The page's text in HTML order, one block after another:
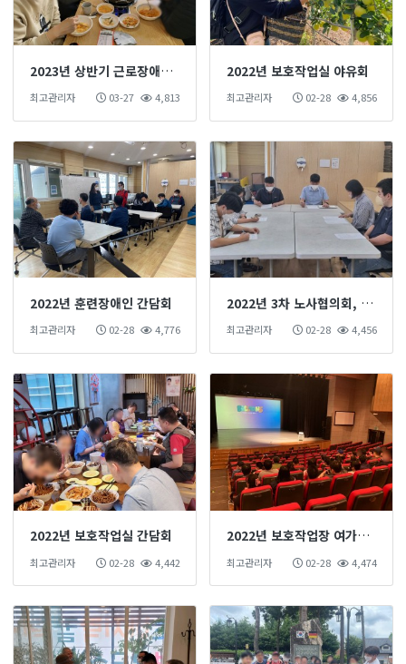
2023년 상반기 근로장애인 사업팀별 간담회
최고관리자 03-27 4,813
2022년 보호작업실 야유회
최고관리자 02-28 4,856
2022년 훈련장애인 간담회
최고관리자 02-28 4,776
2022년 3차 노사협의회, 고충처리위원회 결과
최고관리자 02-28 4,456
2022년 보호작업실 간담회
최고관리자 02-28 4,442
2022년 보호작업장 여가활동
최고관리자 02-28 4,474